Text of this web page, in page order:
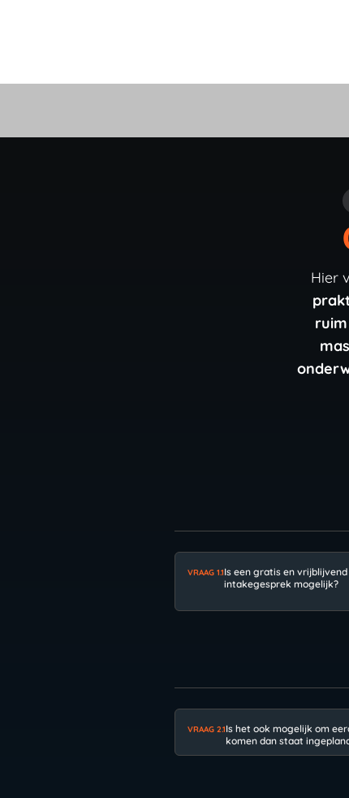
Hier
VRAAG 1.1Is een gratis en vrijblijvend
intakegesprek mogelijk?
VRAAG 2.1Is het ook mogelijk om
komen dan staat